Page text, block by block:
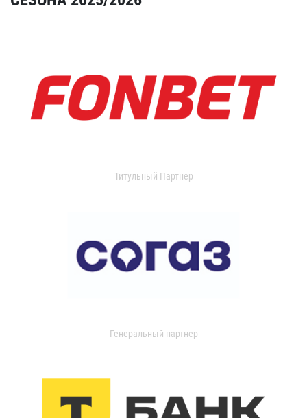
Титульный Партнер
Генеральный партнер